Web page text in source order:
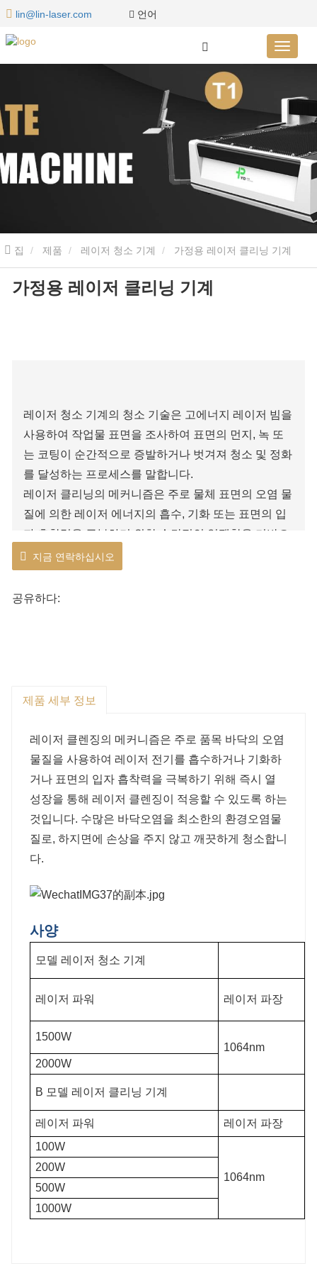
lin@lin-laser.com 언어
집 제품 레이저 청소 기계 가정용 레이저 클리닝 기계
가정용 레이저 클리닝 기계
레이저 청소 기계의 청소 기술은 고에너지 레이저 빔을
사용하여 작업물 표면을 조사하여 표면의 먼지, 녹 또
는 코팅이 순간적으로 증발하거나 벗겨져 청소 및 정화
를 달성하는 프로세스를 말합니다.
레이저 클리닝의 메커니즘은 주로 물체 표면의 오염 물
질에 의한 레이저 에너지의 흡수, 기화 또는 표면의 입
자 흡착력을 극복하기 위한 순간적인 열팽창을 기반으
로 하여 레이저 클리닝이 물체 표면에 적응할 수 있도
록 합니다. 다양한 표면 오염 물질을 세척하여 환경 오
염을 최소화하고 기판에 손상을 주지 않습니다.
지금 연락하십시오
공유하다:
제품 세부 정보
레이저 클렌징의 메커니즘은 주로 품목 바닥의 오염
물질을 사용하여 레이저 전기를 흡수하거나 기화하
거나 표면의 입자 흡착력을 극복하기 위해 즉시 열
성장을 통해 레이저 클렌징이 적응할 수 있도록 하는
것입니다. 수많은 바닥오염을 최소한의 환경오염물
질로, 하지면에 손상을 주지 않고 깨끗하게 청소합니
다.
사양
모델 레이저 청소 기계
레이저 파워 레이저 파장
1500W
1064nm
2000W
B 모델 레이저 클리닝 기계
레이저 파워 레이저 파장
100W
1064nm
200W
500W
1000W